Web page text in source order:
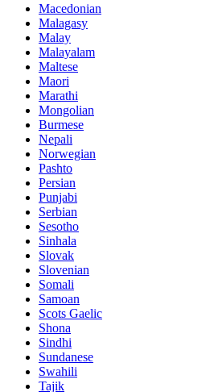
Macedonian
Malagasy
Malay
Malayalam
Maltese
Maori
Marathi
Mongolian
Burmese
Nepali
Norwegian
Pashto
Persian
Punjabi
Serbian
Sesotho
Sinhala
Slovak
Slovenian
Somali
Samoan
Scots Gaelic
Shona
Sindhi
Sundanese
Swahili
Tajik